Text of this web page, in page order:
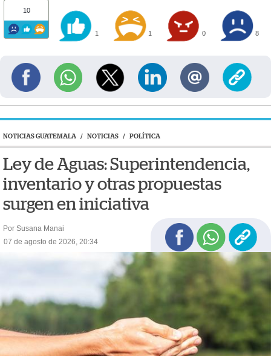
10
1 1 0 8
NOTICIAS GUATEMALA / NOTICIAS / POLÍTICA
Ley de Aguas: Superintendencia,
inventario y otras propuestas
surgen en iniciativa
Por Susana Manai
07 de agosto de 2026, 20:34